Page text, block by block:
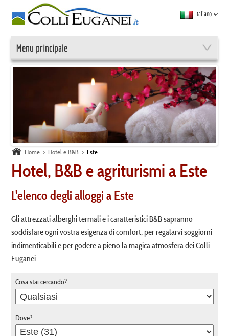
Italiano
Menu principale
Home Hotel e B&B Este
Hotel, B&B e agriturismi a Este
L'elenco degli alloggi a Este
Gli attrezzati alberghi termali e i caratteristici B&B sapranno
soddisfare ogni vostra esigenza di comfort, per regalarvi soggiorni
indimenticabili e per godere a pieno la magica atmosfera dei Colli
Euganei.
Cosa stai cercando?
Dove?